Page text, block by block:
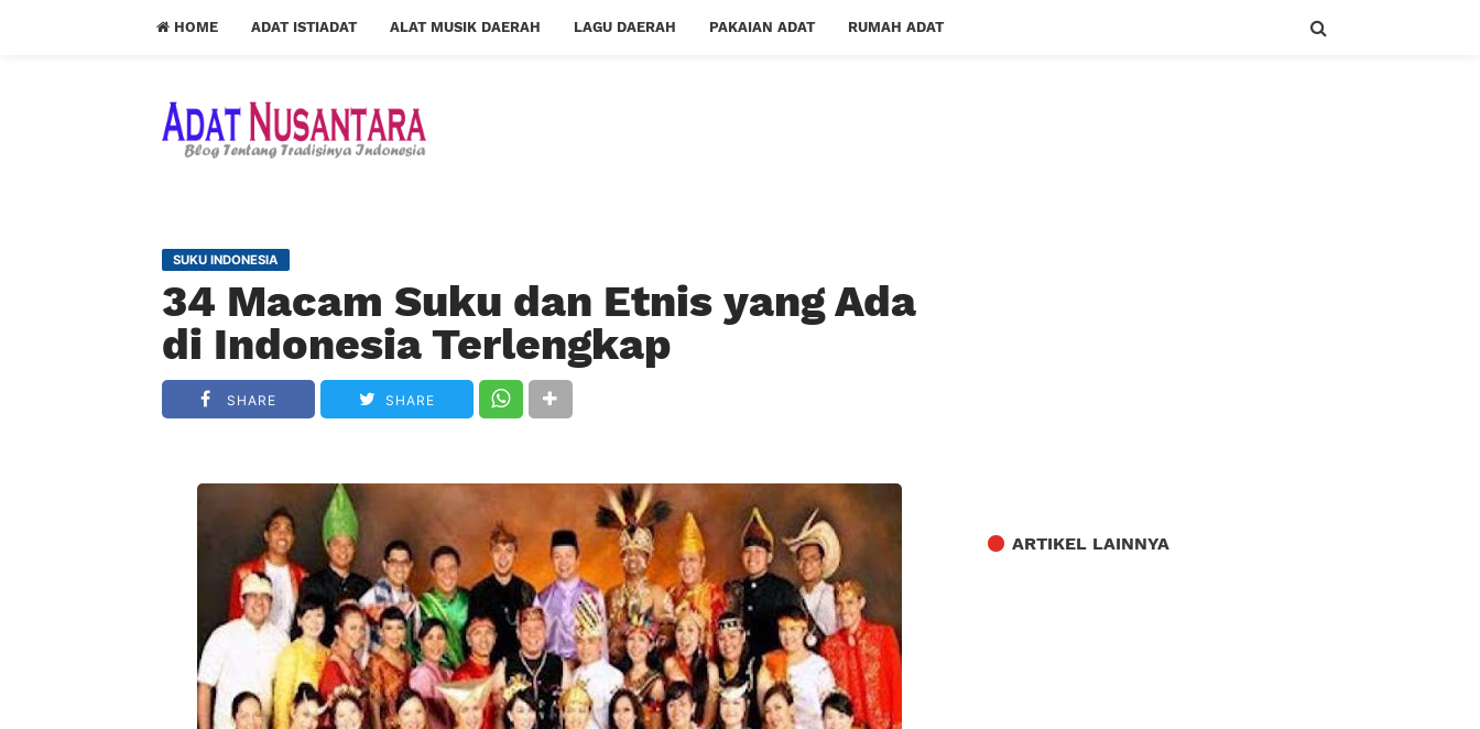
HOME ADAT ISTIADAT ALAT MUSIK DAERAH LAGU DAERAH PAKAIAN ADAT RUMAH ADAT
SUKU INDONESIA
34 Macam Suku dan Etnis yang Ada
di Indonesia Terlengkap
SHARE SHARE
ARTIKEL LAINNYA